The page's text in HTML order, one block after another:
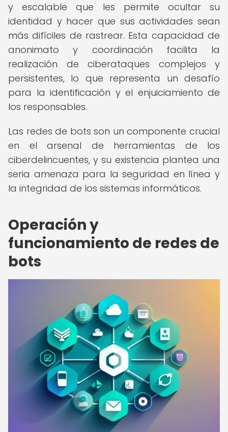
y escalable que les permite ocultar su
identidad y hacer que sus actividades sean
más difíciles de rastrear. Esta capacidad de
anonimato y coordinación facilita la
realización de ciberataques complejos y
persistentes, lo que representa un desafío
para la identificación y el enjuiciamiento de
los responsables.
Las redes de bots son un componente crucial
en el arsenal de herramientas de los
ciberdelincuentes, y su existencia plantea una
seria amenaza para la seguridad en línea y
la integridad de los sistemas informáticos.
Operación y
funcionamiento de redes de
bots